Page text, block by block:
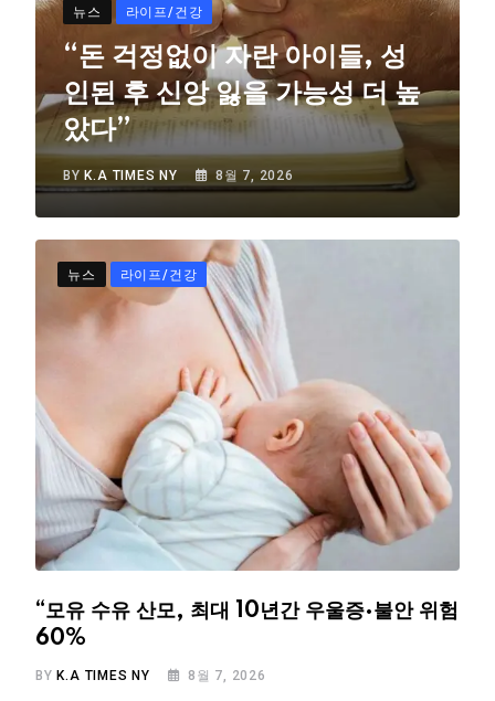
뉴스 라이프/건강
“돈 걱정없이 자란 아이들, 성
인된 후 신앙 잃을 가능성 더 높
았다”
BY K.A TIMES NY 8월 7, 2026
뉴스 라이프/건강
“모유 수유 산모, 최대 10년간 우울증·불안 위험
60%
BY K.A TIMES NY 8월 7, 2026